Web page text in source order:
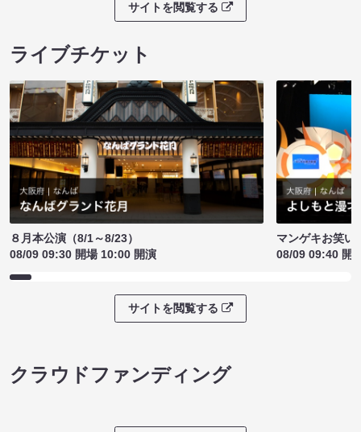
サイトを閲覧する
ライブチケット
８月本公演（8/1～8/23）
08/09 09:30 開場 10:00 開演
マンゲキお笑い
08/09 09:40 開
サイトを閲覧する
クラウドファンディング